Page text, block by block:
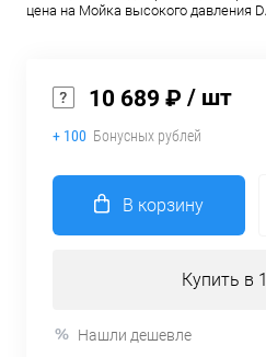
цена на Мойка высокого давления
10 689 ₽ / шт
+ 100 Бонусных рублей
В корзину
Купить в
Нашли дешевле